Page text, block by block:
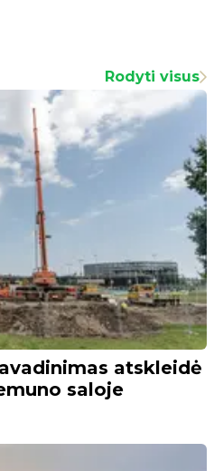
Rodyti visus
atskleidė
saloje